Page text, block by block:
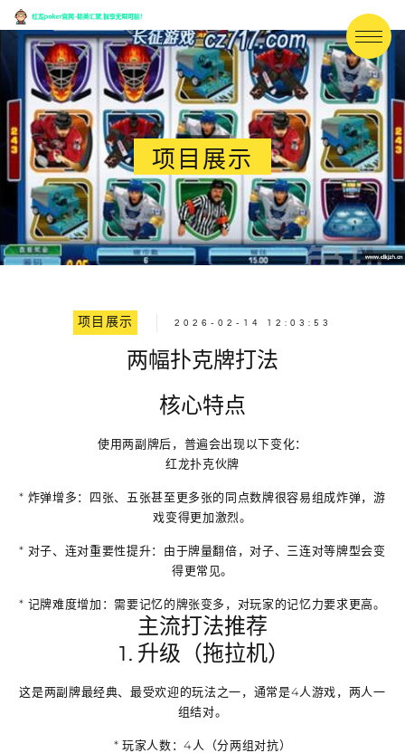
项目展示
项目展示 2026-02-14 12:03:53
两幅扑克牌打法
核心特点
使用两副牌后，普遍会出现以下变化：
红龙扑克伙牌
* 炸弹增多：四张、五张甚至更多张的同点数牌很容易组成炸弹，游
戏变得更加激烈。
* 对子、连对重要性提升：由于牌量翻倍，对子、三连对等牌型会变
得更常见。
* 记牌难度增加 ：需要记忆的牌张变多，对玩家的记忆力要求更高。
主流打法推荐
1. 升级（拖拉机）
这是两副牌最经典、最受欢迎的玩法之一，通常是4人游戏，两人一
组结对。
*玩家人数：4人（分两组对抗）